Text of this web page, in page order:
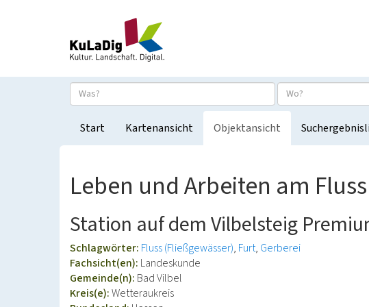
Start Kartenansicht Objektansicht
Leben und Arbeiten am
Station auf dem Vilbelsteig
Schlagwörter: Fluss (Fließgewässer) Furt Gerberei
Fachsicht(en): Landeskunde
Gemeinde(n): Bad Vilbel
Kreis(e):Wetteraukreis